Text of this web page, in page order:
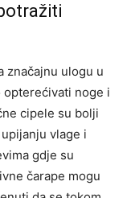
značajnu ulogu u
opterećivati noge i
cipele su bolji
vlage i
gdje su
čarape mogu